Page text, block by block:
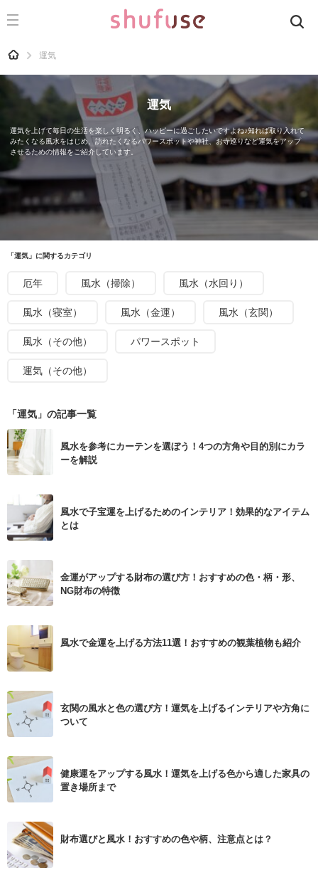
CATEGORY
気になる
運気
洗濯
生活の知恵
お金
掃除
趣味
食材辞典
おすすめ
HOME 運気
運気
運気を上げて毎日の生活を楽しく明るく、ハッピーに過ごしたいですよね♪知れば取り入れて
みたくなる風水をはじめ、訪れたくなるパワースポットや神社、お寺巡りなど運気をアップ
させるための情報をご紹介しています。
「運気」に関するカテゴリ
厄年 風水（掃除） 風水（水回り）
風水（寝室） 風水（金運） 風水（玄関）
風水（その他） パワースポット
運気（その他）
「運気」の記事一覧
風水を参考にカーテンを選ぼう！4つの方角や目的別にカラ
ーを解説
風水で子宝運を上げるためのインテリア！効果的なアイテム
とは
金運がアップする財布の選び方！おすすめの色・柄・形、
NG財布の特徴
風水で金運を上げる方法11選！おすすめの観葉植物も紹介
玄関の風水と色の選び方！運気を上げるインテリアや方角に
ついて
健康運をアップする風水！運気を上げる色から適した家具の
置き場所まで
財布選びと風水！おすすめの色や柄、注意点とは？